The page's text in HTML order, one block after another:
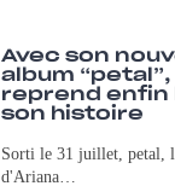
Avec son
album
reprend enfin
son histoire
Sorti le 31 juillet, petal,
d'Ariana…